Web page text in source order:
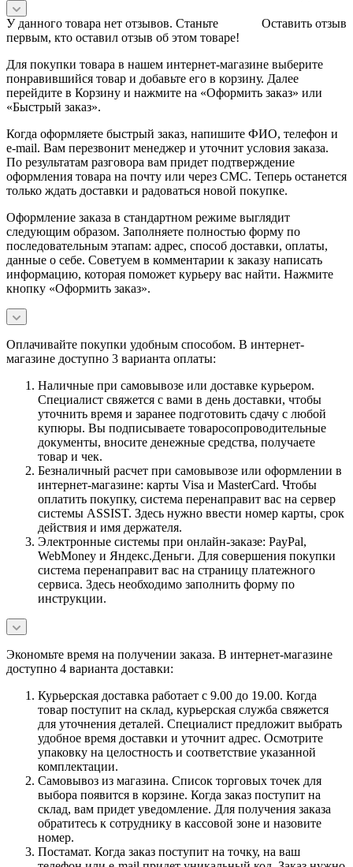
Оставить отзыв
У данного товара нет отзывов. Станьте
первым, кто оставил отзыв об этом товаре!
Для покупки товара в нашем интернет-магазине выберите
понравившийся товар и добавьте его в корзину. Далее
перейдите в Корзину и нажмите на «Оформить заказ» или
«Быстрый заказ».
Когда оформляете быстрый заказ, напишите ФИО, телефон и
e-mail. Вам перезвонит менеджер и уточнит условия заказа.
По результатам разговора вам придет подтверждение
оформления товара на почту или через СМС. Теперь останется
только ждать доставки и радоваться новой покупке.
Оформление заказа в стандартном режиме выглядит
следующим образом. Заполняете полностью форму по
последовательным этапам: адрес, способ доставки, оплаты,
данные о себе. Советуем в комментарии к заказу написать
информацию, которая поможет курьеру вас найти. Нажмите
кнопку «Оформить заказ».
Оплачивайте покупки удобным способом. В интернет-
магазине доступно 3 варианта оплаты:
Наличные при самовывозе или доставке курьером.
Специалист свяжется с вами в день доставки, чтобы
уточнить время и заранее подготовить сдачу с любой
купюры. Вы подписываете товаросопроводительные
документы, вносите денежные средства, получаете
товар и чек.
Безналичный расчет при самовывозе или оформлении в
интернет-магазине: карты Visa и MasterCard. Чтобы
оплатить покупку, система перенаправит вас на сервер
системы ASSIST. Здесь нужно ввести номер карты, срок
действия и имя держателя.
Электронные системы при онлайн-заказе: PayPal,
WebMoney и Яндекс.Деньги. Для совершения покупки
система перенаправит вас на страницу платежного
сервиса. Здесь необходимо заполнить форму по
инструкции.
Экономьте время на получении заказа. В интернет-магазине
доступно 4 варианта доставки:
Курьерская доставка работает с 9.00 до 19.00. Когда
товар поступит на склад, курьерская служба свяжется
для уточнения деталей. Специалист предложит выбрать
удобное время доставки и уточнит адрес. Осмотрите
упаковку на целостность и соответствие указанной
комплектации.
Самовывоз из магазина. Список торговых точек для
выбора появится в корзине. Когда заказ поступит на
склад, вам придет уведомление. Для получения заказа
обратитесь к сотруднику в кассовой зоне и назовите
номер.
Постамат. Когда заказ поступит на точку, на ваш